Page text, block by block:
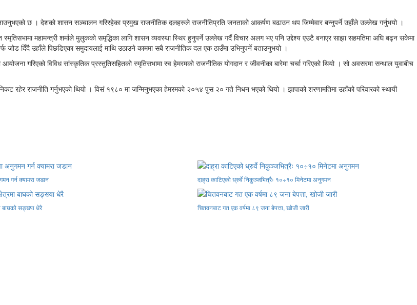
छ । देशको शासन सञ्चालन गरिरहेका प्रमुख राजनीतिक दलहरुले राजनीतिप्रति जनताको आकर्षण बढाउन थप जिम्मेवार बन्नुपर्ने उहाँले उल्लेख गर्नुभयो ।
महामन्त्री शर्माले मुलुकको समृद्धिका लागि शासन व्यवस्था स्थिर हुनुपर्ने उल्लेख गर्दै विचार अलग भए पनि उद्देश्य एउटै बनाएर साझा सहमतिमा अघि बढ्न सकेमा
जोड दिँदै उहाँले पिछडिएका समुदायलाई माथि उठाउने काममा सबै राजनीतिक दल एक ठाउँमा उभिनुपर्ने बताउनुभयो ।
गरिएको विविध सांस्कृतिक प्रस्तुतिसहितको स्मृतिसभामा स्व हेमरमको राजनीतिक योगदान र जीवनीका बारेमा चर्चा गरिएको थियो । सो अवसरमा सन्थाल युवाबीच
रहेर राजनीति गर्नुभएको थियो । विसं १९८० मा जन्मिनुभएका हेमरमको २०५४ पुस २० गते निधन भएको थियो । झापाको शरणामतिमा उहाँको परिवारको स्थायी
गर्न क्यामरा जडान दाह्रा काटिएको ध्रुर्वे निकुञ्जभित्रैः १०÷१० मिनेटमा अनुगमन
बाघको सङ्ख्या धेरै चितवनबाट गत एक वर्षमा ८९ जना बेपत्ता, खोजी जारी